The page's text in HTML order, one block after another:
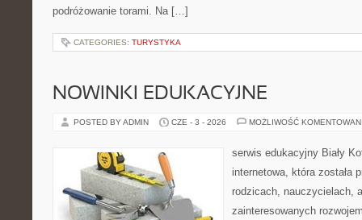
podróżowanie torami. Na […]
CATEGORIES: TURYSTYKA
NOWINKI EDUKACYJNE
POSTED BY ADMIN CZE - 3 - 2026 MOŻLIWOŚĆ
serwis edukacyjny Biały
internetowa, która została
rodzicach, nauczycielach,
zainteresowanych